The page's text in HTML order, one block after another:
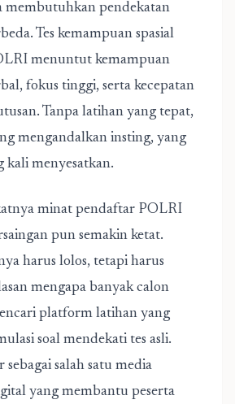
membutuhkan pendekatan
Tes kemampuan spasial
menuntut kemampuan
fokus tinggi, serta kecepatan
Tanpa latihan yang tepat,
mengandalkan insting, yang
kali menyesatkan.
minat pendaftar POLRI
pun semakin ketat.
harus lolos, tetapi harus
mengapa banyak calon
platform latihan yang
soal mendekati tes asli.
sebagai salah satu media
yang membantu peserta